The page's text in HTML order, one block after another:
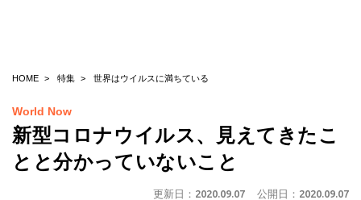
HOME 特集 世界はウイルスに満ちている
World Now
新型コロナウイルス、見えてきたこ
とと分かっていないこと
更新日： 2020.09.07 公開日： 2020.09.07